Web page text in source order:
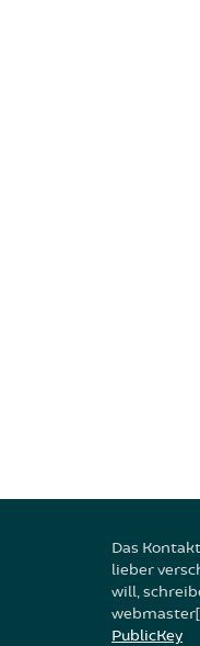
Das
lieber
will,
PublicKey